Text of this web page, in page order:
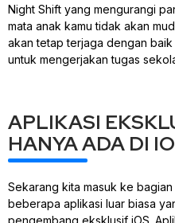
Night Shift yang mengurangi
mata anak kamu tidak akan
akan tetap terjaga dengan
untuk mengerjakan tugas
APLIKASI
HANYA ADA DI
Sekarang kita masuk ke
beberapa aplikasi luar biasa